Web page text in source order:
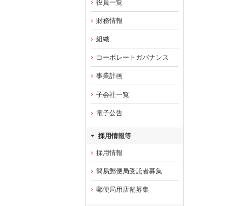
役員一覧
財務情報
組織
コーポレートガバナンス
事業計画
子会社一覧
電子公告
採用情報等
採用情報
簡易郵便局受託者募集
郵便局用店舗募集